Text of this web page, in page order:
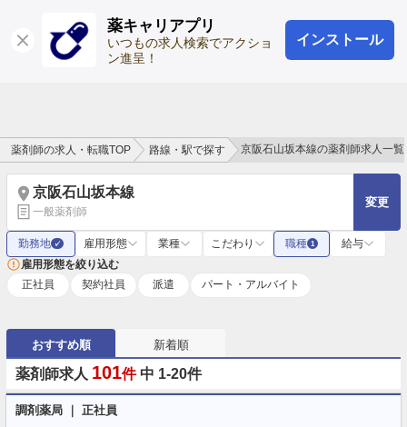
薬キャリアプリ
いつもの求人検索でアクショ
ン進呈！
インストール
ログイン 会員登録
薬剤師の求人・転職TOP 路線・駅で探す 京阪石山坂本線の薬剤師求人一覧
京阪石山坂本線
一般薬剤師
変更
勤務地 ✓ 雇用形態 業種 こだわり 職種 1
給与
雇用形態を絞り込む
正社員
契約社員 派遣 パート・アルバイト
おすすめ順 新着順
薬剤師求人 101件 中 1-20件
調剤薬局 ｜ 正社員